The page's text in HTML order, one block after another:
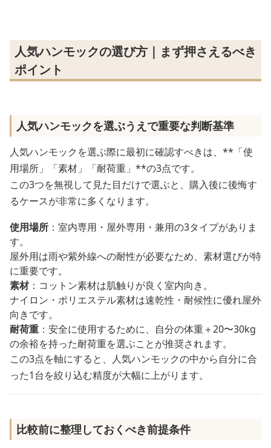
人気ハンモックの選び方｜まず押さえるべき
ポイント
人気ハンモックを選ぶうえで重要な判断基準
人気ハンモックを選ぶ際に最初に確認すべきは、**「使
用場所」「素材」「耐荷重」**の3点です。
この3つを無視して見た目だけで選ぶと、購入後に後悔す
るケースが非常に多くなります。
使用場所 ：室内専用・屋外専用・兼用の3タイプがありま
す。
屋外用は雨や紫外線への耐性が必要なため、素材選びが特
に重要です。
素材：コットン素材は肌触りが良く室内向き。
ナイロン・ポリエステル素材は速乾性・耐候性に優れ屋外
向きです。
耐荷重 ：安全に使用するために、自分の体重＋20〜30kg
の余裕を持った耐荷重を選ぶことが推奨されます。
この3点を軸にすると、人気ハンモックの中から自分に合
った1台を絞り込む精度が大幅に上がります。
比較前に整理しておくべき前提条件